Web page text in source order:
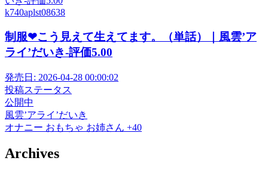
k740aplst08638
制服❤こう見えて生えてます。（単話）｜風雲’ア
ライ’だいき-評価5.00
発売日: 2026-04-28 00:00:02
投稿ステータス
公開中
風雲’アライ’だいき
オナニー おもちゃ お姉さん +40
Archives